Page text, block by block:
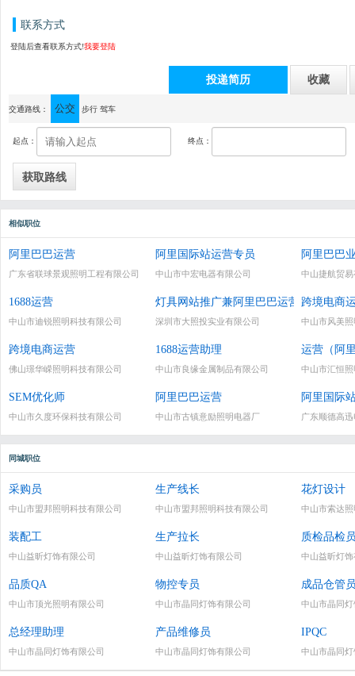
联系方式
登陆后查看联系方式!我要登陆
投递简历 收藏
通讯地址：中山市古镇新兴中路26号华裕广场4楼
交通路线： 公交 步行 驾车
起点： 终点：
相似职位
阿里巴巴运营
广东省联球景观照明工程有限公司
阿里国际站运营专员
中山市中宏电器有限公司
阿里巴巴
中山捷航贸
1688运营
中山市迪锐照明科技有限公司
灯具网站推广兼阿里巴巴运营学徒
深圳市大照投实业有限公司
跨境电商
中山市风美
跨境电商运营
佛山璟华嵘照明科技有限公司
1688运营助理
中山市良缘金属制品有限公司
运营（阿
中山市汇恒
SEM优化师
中山市久度环保科技有限公司
阿里巴巴运营
中山市古镇意励照明电器厂
阿里国际
广东顺德高
同城职位
采购员
中山市盟邦照明科技有限公司
生产线长
中山市盟邦照明科技有限公司
花灯设计
中山市索达
装配工
中山益昕灯饰有限公司
生产拉长
中山益昕灯饰有限公司
质检品检
中山益昕灯
品质QA
中山市顶光照明有限公司
物控专员
中山市晶同灯饰有限公司
成品仓管
中山市晶同
总经理助理
中山市晶同灯饰有限公司
产品维修员
中山市晶同灯饰有限公司
IPQC
中山市晶同